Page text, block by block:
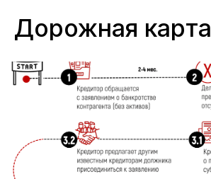
Дорожная карта